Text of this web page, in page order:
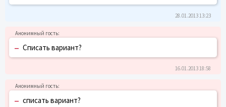
28.01.2013 13:23
– Списать вариант?
16.01.2013 18:58
– списать вариант?